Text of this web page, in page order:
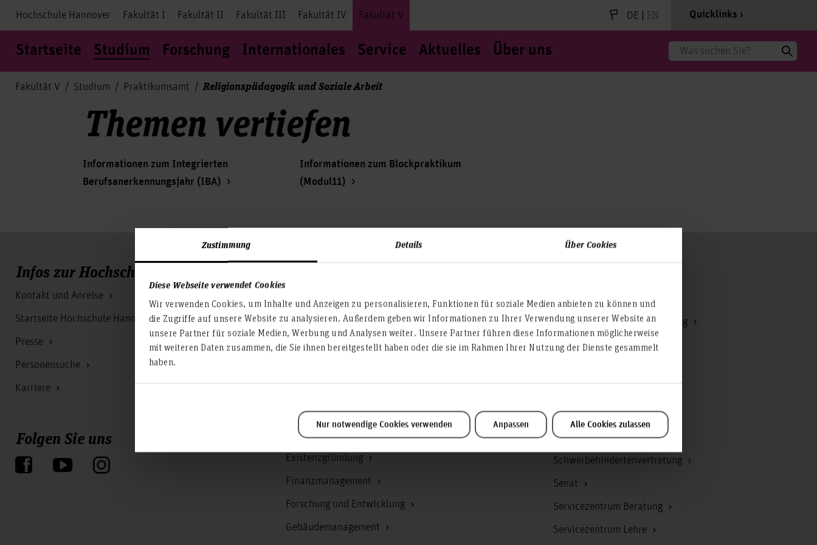
Zustimmung Details Über Cookies
Diese Webseite verwendet Cookies
Wir verwenden Cookies, um Inhalte und Anzeigen zu personalisieren, Funktionen für soziale Medien anbieten zu können und
die Zugriffe auf unsere Website zu analysieren. Außerdem geben wir Informationen zu Ihrer Verwendung unserer Website an
unsere Partner für soziale Medien, Werbung und Analysen weiter. Unsere Partner führen diese Informationen möglicherweise
mit weiteren Daten zusammen, die Sie ihnen bereitgestellt haben oder die sie im Rahmen Ihrer Nutzung der Dienste gesammelt
haben.
Nur notwendige Cookies verwenden Anpassen Alle Cookies zulassen
Hochschule Hannover Fakultät I Fakultät II Fakultät III Fakultät IV Fakultät V DE | EN Quicklinks
Startseite Studium Forschung Internationales Service Aktuelles Über uns Suche
Fakultät V Studium Praktikumsamt Religionspädagogik und Soziale Arbeit
Themen vertiefen
Informationen zum Integrierten
Berufsanerkennungsjahr (IBA)
Informationen zum Blockpraktikum
(Modul11)
Infos zur Hochschule
Kontakt und Anreise
Startseite Hochschule Hannover
Presse
Personensuche
Karriere
Folgen Sie uns
Antidiskriminierungsstelle
Arbeitssicherheit
Campusmanagement
Datenschutz
Existenzgründung
Finanzmanagement
Forschung und Entwicklung
Gebäudemanagement
Hochschulrat
Kommunikation und Marketing
Korruptionsbekämpfung
Präsidium
Recht
Schwerbehindertenvertretung
Senat
Servicezentrum Beratung
Servicezentrum Lehre